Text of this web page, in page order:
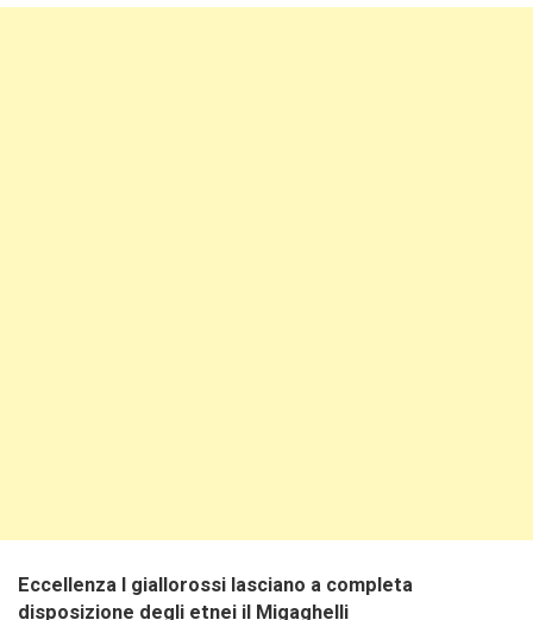
Eccellenza I giallorossi lasciano a completa
disposizione degli etnei il Migaghelli